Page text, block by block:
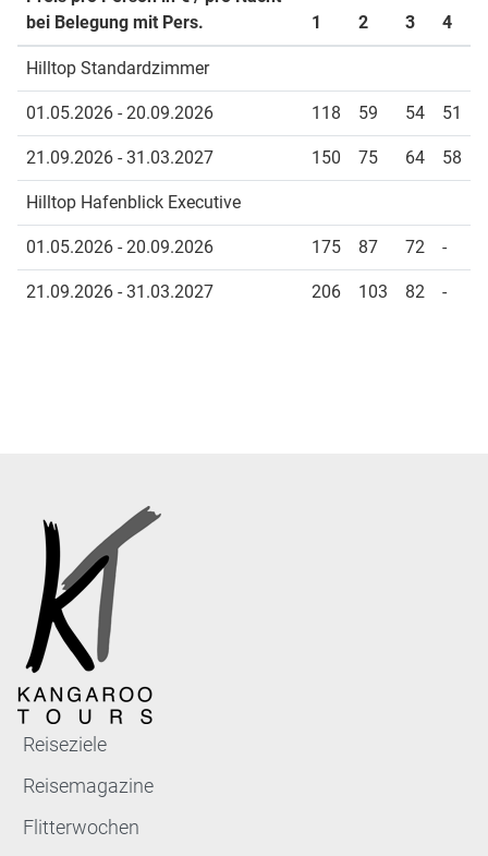
bei Belegung mit Pers.
1 2 3 4
Hilltop Standardzimmer
01.05.2026 - 20.09.2026 118 59 54 51
21.09.2026 - 31.03.2027 150 75 64 58
Hilltop Hafenblick Executive
01.05.2026 - 20.09.2026 175 87 72 -
21.09.2026 - 31.03.2027 206 103 82 -
Reiseziele
Reisemagazine
Flitterwochen